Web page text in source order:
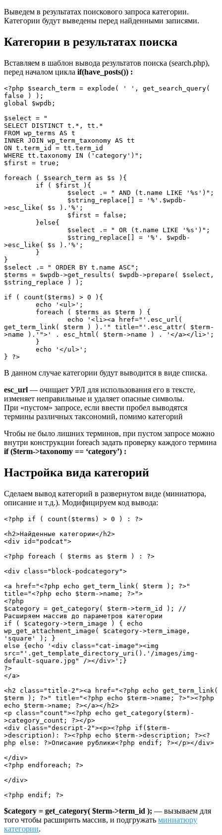
Выведем в результатах поискового запроса категории.
Категории будут выведены перед найденными записями.
Категории в результатах поиска
Вставляем в шаблон вывода результатов поиска (search.php),
перед началом цикла if(have_posts()) :
<?php $search_term = explode( ' ', get_search_query(
false ) );
global $wpdb;
$select = "
SELECT DISTINCT t.*, tt.*
FROM wp_terms AS t
INNER JOIN wp_term_taxonomy AS tt
ON t.term_id = tt.term_id
WHERE tt.taxonomy IN ('category')";
$first = true;
foreach ( $search_term as $s ){
>esc_like( $s ).'%';
>esc_like( $s ).'%';
}
$select .= " ORDER BY t.name ASC";
$terms = $wpdb->get_results( $wpdb->prepare( $select,
$string_replace ) );
if ( count($terms) > 0 ){
get_term_link( $term ) ).'" title="'.esc_attr( $term-
>name ).'">' . esc_html( $term->name ) . '</a></li>';
} ?>
В данном случае категории будут выводится в виде списка.
esc_url — очищает УРЛ для использования его в тексте,
изменяет неправильные и удаляет опасные символы.
При «пустом» запросе, если ввести пробел выводятся
термины различных таксономий, помимо категорий
Чтобы не было лишних терминов, при пустом запросе можно
внутри конструкции foreach задать проверку каждого термина
if ($term->taxonomy == ‘category’) :
Настройка вида категорий
Сделаем вывод категорий в развернутом виде (миниатюра,
описание и т.д.). Модифицируем код вывода:
<?php if ( count($terms) > 0 ) : ?>
<h2>Найденные категории</h2>
<div id="podcat">
<?php foreach ( $terms as $term ) : ?>
<div class="block-podcategory">
<a href="<?php echo get_term_link( $term ); ?>"
title="<?php echo $term->name; ?>">
<?php
$category = get_category( $term->term_id ); //
Расширяем массив до параметров категории
if ( $category->term_image ) { echo
wp_get_attachment_image( $category->term_image,
'square' ); }
else {echo '<div class="cat-image"><img
src="'.get_template_directory_uri().'/images/img-
default-square.jpg" /></div>';}
?>
</a>
<h2 class="title-2"><a href="<?php echo get_term_link(
$term ); ?>" title="<?php echo $term->name; ?>"><?php
echo $term->name; ?></a></h2>
<p class="count"><?php echo get_category($term)-
>category_count; ?></p>
<div class="descript-2"><p><?php if($term-
>description): ?><?php echo $term->description; ?><?
php else: ?>Описание рублики<?php endif; ?></p></div>
</div>
<?php endforeach; ?>
</div>
<?php endif; ?>
$category = get_category( $term->term_id ); — вызываем для
того чтобы расширить массив, и подгружать миниатюру
категории.